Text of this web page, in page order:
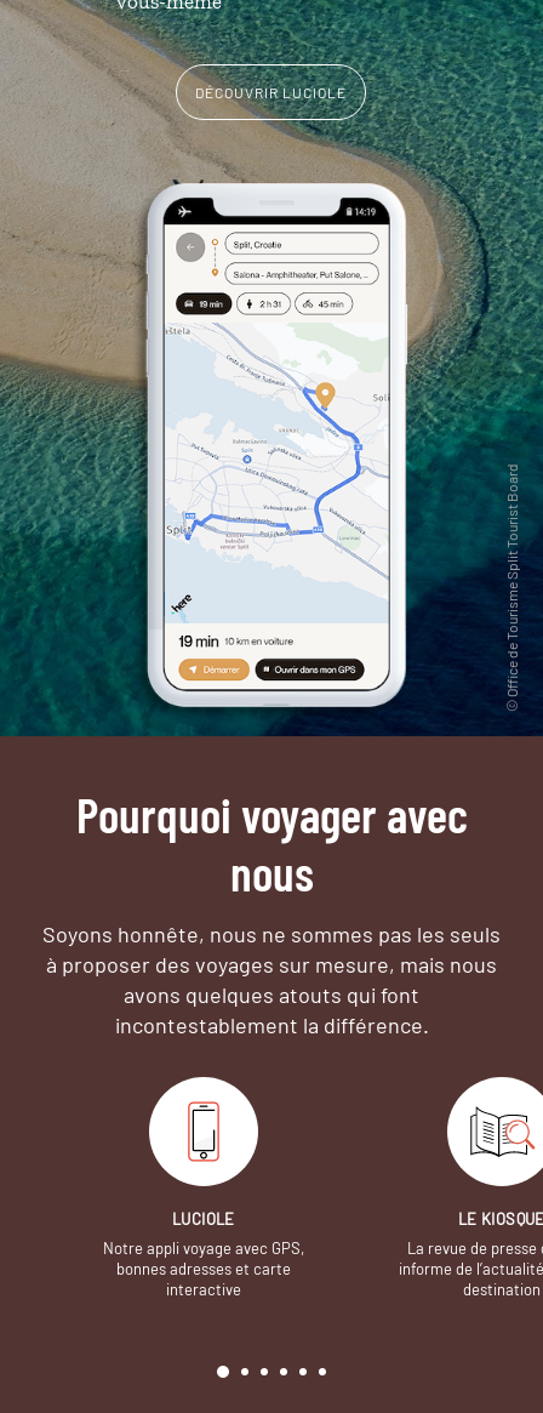
DÉCOUVRIR LUCIOLE
Pourquoi voyager avec
nous
Soyons honnête, nous ne sommes pas les seuls
à proposer des voyages sur mesure, mais nous
avons quelques atouts qui font
incontestablement la différence.
LUCIOLE
Notre appli voyage avec GPS,
bonnes adresses et carte
interactive
LE
La revue de presse
informe de
destination